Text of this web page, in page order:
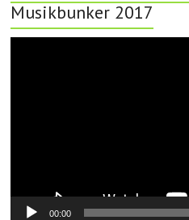
Musikbunker 2017
00:00